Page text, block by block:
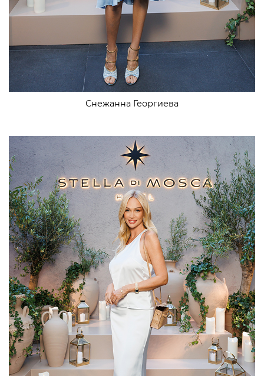
Снежанна Георгиева